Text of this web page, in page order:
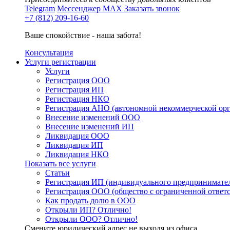
Telegram Мессенджер MAX Заказать звонок
+7 (812) 209-16-60
Ваше спокойствие - наша забота!
Консультация
Услуги регистрации
Услуги
Регистрация ООО
Регистрация ИП
Регистрация НКО
Регистрация АНО (автономной некоммерческой
Внесение изменений ООО
Внесение изменений ИП
Ликвидация ООО
Ликвидация ИП
Ликвидация НКО
Показать все услуги
Статьи
Регистрация ИП (индивидуального
Регистрация ООО (общество с ограниченной
Как продать долю в ООО
Открыли ИП? Отлично!
Открыли ООО? Отлично!
Смените юридический адрес не выходя из офиса